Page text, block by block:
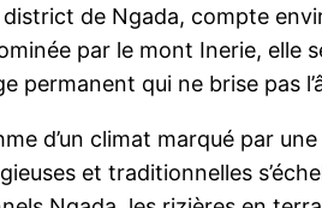
de Ngada, compte
par le mont Inerie, elle
permanent qui ne brise pas
d’un climat marqué par
et traditionnelles